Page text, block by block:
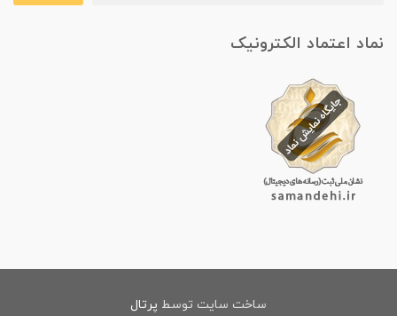
نماد اعتماد الکترونیک
ساخت سایت توسط پرتال